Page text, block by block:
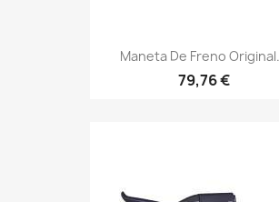
Maneta De Freno
79,76 €